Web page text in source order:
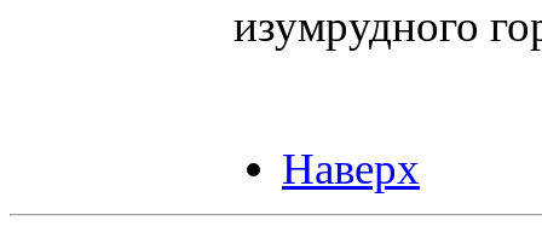
изумрудного
Наверх